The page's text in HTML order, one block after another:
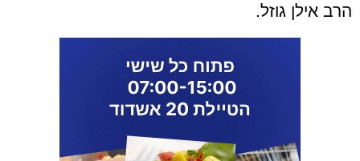
הרב אילן גוזל.